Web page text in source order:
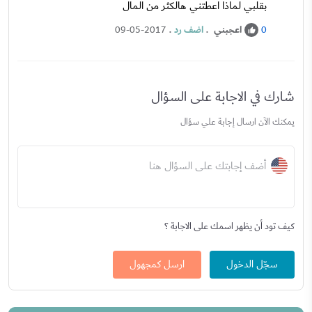
بقلبي لماذا اعطتني هالكثر من المال
0 اعجبني .اضف رد.
09-05-2017
شارك في الاجابة على السؤال
يمكنك الآن ارسال إجابة علي سؤال
أضف إجابتك على السؤال هنا
كيف تود أن يظهر اسمك على الاجابة ؟
سجّل الدخول ارسل كمجهول